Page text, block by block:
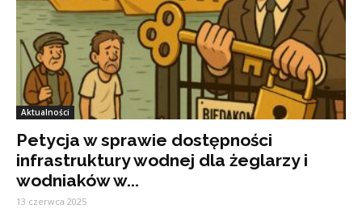
Aktualności
Petycja w sprawie dostępności
infrastruktury wodnej dla żeglarzy i
wodniaków w...
13 czerwca 2025